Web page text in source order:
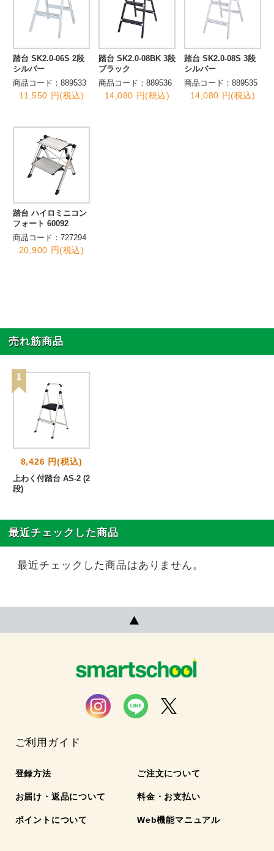
踏台 SK2.0-06S 2段
シルバー
商品コード：889533
11,550 円(税込)
踏台 SK2.0-08BK 3段
ブラック
商品コード：889536
14,080 円(税込)
踏台 SK2.0-08S 3段
シルバー
商品コード：889535
14,080 円(税込)
踏台 ハイロミニコン
フォート 60092
商品コード：727294
20,900 円(税込)
売れ筋商品
8,426 円(税込)
上わく付踏台 AS-2 (2
段)
最近チェックした商品
最近チェックした商品はありません。
ご利用ガイド
登録方法 ご注文について
お届け・返品について 料金・お支払い
ポイントについて Web機能マニュアル